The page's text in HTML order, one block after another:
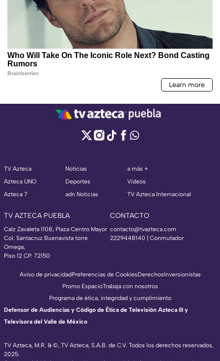
TV Azteca
Azteca UNO
Azteca 7
Noticias
Deportes
adn Noticias
a más +
Videos
TV Azteca Internacional
TV AZTECA PUEBLA
Calz Zavaleta 1108, Plaza Centro Mayor
Col. Santacruz Buenavista torre
Omega,
Piso 12 CP. 72150
CONTACTO
contacto@tvazteca.com
2229448140 | Conmutador
TV Azteca, M.R. & ©, TV Azteca, S.A.B. de C.V. Todos los derechos reservados,
2025.
Aviso de privacidadPreferencias de CookiesDerechosInversionistas
Promo EspacioTrabaja con nosotros
Programa de ética, integridad y cumplimiento
Defensor de Audiencias y Código de Ética de Televisión Azteca III y
Televisora del Valle de México